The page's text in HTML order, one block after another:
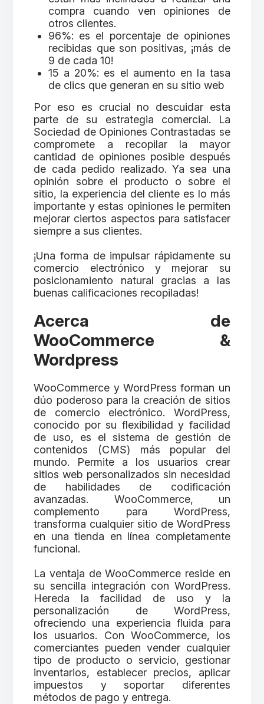
compra cuando ven opiniones de
otros clientes.
96%: es el porcentaje de opiniones
recibidas que son positivas, ¡más de
9 de cada 10!
15 a 20%: es el aumento en la tasa
de clics que generan en su sitio web
Por eso es crucial no descuidar esta
parte de su estrategia comercial. La
Sociedad de Opiniones Contrastadas se
compromete a recopilar la mayor
cantidad de opiniones posible después
de cada pedido realizado. Ya sea una
opinión sobre el producto o sobre el
sitio, la experiencia del cliente es lo más
importante y estas opiniones le permiten
mejorar ciertos aspectos para satisfacer
siempre a sus clientes.
¡Una forma de impulsar rápidamente su
comercio electrónico y mejorar su
posicionamiento natural gracias a las
buenas calificaciones recopiladas!
Acerca de
WooCommerce &
Wordpress
WooCommerce y WordPress forman un
dúo poderoso para la creación de sitios
de comercio electrónico. WordPress,
conocido por su flexibilidad y facilidad
de uso, es el sistema de gestión de
contenidos (CMS) más popular del
mundo. Permite a los usuarios crear
sitios web personalizados sin necesidad
de habilidades de codificación
avanzadas. WooCommerce, un
complemento para WordPress,
transforma cualquier sitio de WordPress
en una tienda en línea completamente
funcional.
La ventaja de WooCommerce reside en
su sencilla integración con WordPress.
Hereda la facilidad de uso y la
personalización de WordPress,
ofreciendo una experiencia fluida para
los usuarios. Con WooCommerce, los
comerciantes pueden vender cualquier
tipo de producto o servicio, gestionar
inventarios, establecer precios, aplicar
impuestos y soportar diferentes
métodos de pago y entrega.